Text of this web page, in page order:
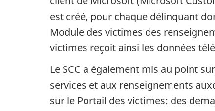
est créé, pour chaque délinquant
Module des victimes des
victimes reçoit ainsi les données
Le SCC a également mis au point
services et aux renseignements
sur le Portail des victimes: des